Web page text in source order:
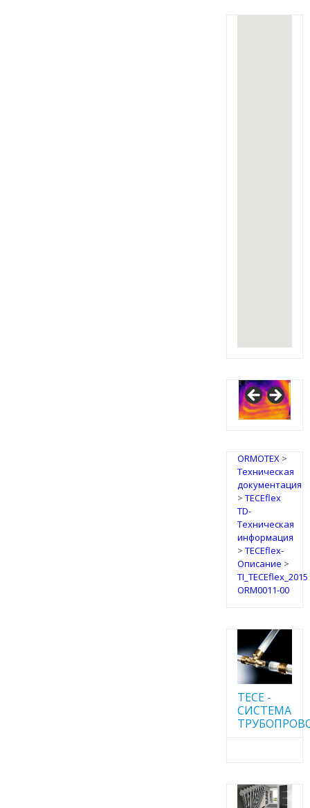
ORMOTEX>
Техническая
документация
> TECEflex
TD-
Техническая
информация
> TECEflex-
Описание >
TI_TECEflex_2015
ORM0011-00
TECE -
CИСТЕМА